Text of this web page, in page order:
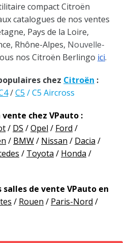
compact Citroën
catalogues de nos ventes
Pays de la Loire,
Rhône-Alpes, Nouvelle-
nos Citroën Berlingo ici.
chez Citroën :
/C5 / C5 Aircross
chez VPauto :
/ DS /Opel / Ford /
/ BMW/ Nissan / Dacia /
/ Toyota / Honda /
de vente VPauto en
/ Rouen / Paris-Nord /